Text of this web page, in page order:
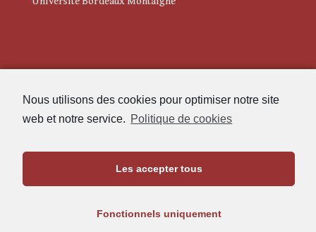
Nous utilisons des cookies pour optimiser notre site
web et notre service. Politique de cookies
Les accepter tous
Fonctionnels uniquement
Politique de cookies (UE)
Maison de l'Archéologie